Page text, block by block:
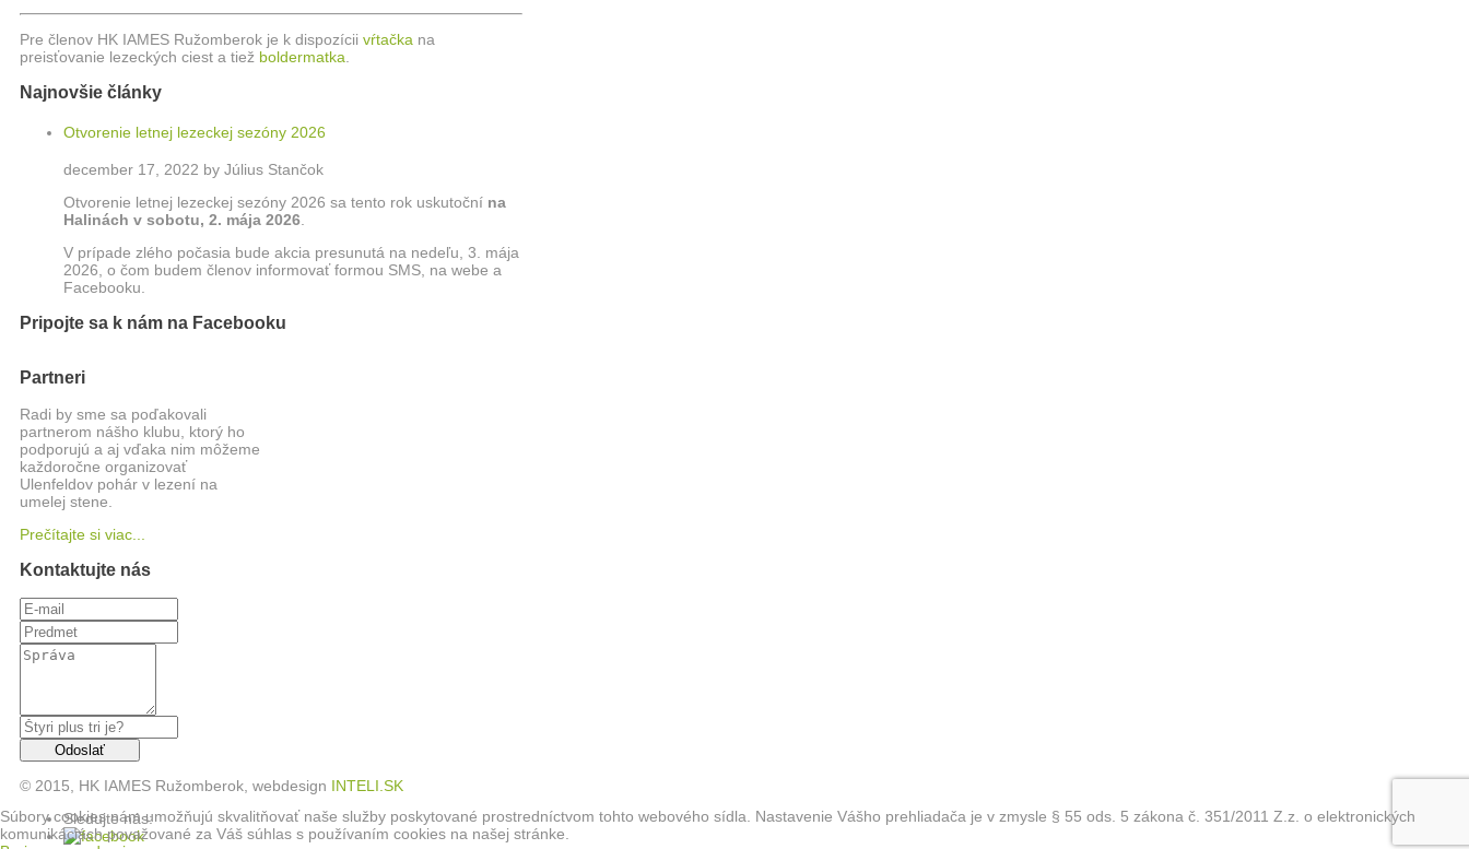
Pre členov HK IAMES Ružomberok je k dispozícii vŕtačka na
preisťovanie lezeckých ciest a tiež boldermatka
Najnovšie články
Otvorenie letnej lezeckej sezóny 2026
december 17, 2022 by Július Stančok
Otvorenie letnej lezeckej sezóny 2026 sa tento rok uskutoční na
Halinách v sobotu, 2. mája 2026.
V prípade zlého počasia bude akcia presunutá na nedeľu, 3. mája
2026, o čom budem členov informovať formou SMS, na webe a
Facebooku.
Pripojte sa k nám na Facebooku
Partneri
Radi by sme sa poďakovali
partnerom nášho klubu, ktorý ho
podporujú a aj vďaka nim môžeme
každoročne organizovať
Ulenfeldov pohár v lezení na
umelej stene.
Prečítajte si viac...
Kontaktujte nás
© 2015, HK IAMES Ružomberok, webdesign INTELI.SK
Sledujte nás:
Súbory cookies nám umožňujú skvalitňovať naše služby poskytované prostredníctvom tohto webového sídla. Nastavenie Vášho prehliadača je v zmysle § 55 ods. 5 zákona č. 351/2011 Z.z. o elektronických
komunikáciách považované za Váš súhlas s používaním cookies na našej stránke.